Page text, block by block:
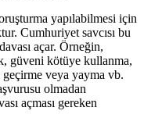
yapılabilmesi için
Cumhuriyet savcısı bu
açar. Örneğin,
güveni kötüye kullanma,
veya yayma vb.
olmadan
açması gereken